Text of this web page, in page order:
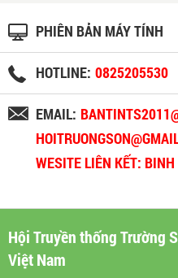
PHIÊN BẢN MÁY TÍNH
HOTLINE: 0825205530
EMAIL:
WESITE LIÊN KẾT:
Hội Truyền thống Trường
Việt Nam